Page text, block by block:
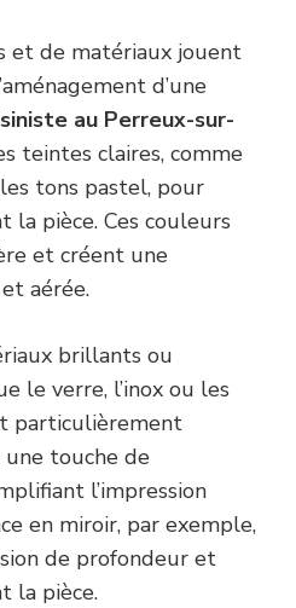
et de matériaux jouent
d’une
au Perreux-sur-
teintes claires, comme
tons pastel, pour
la pièce. Ces couleurs
et créent une
aérée.
brillants ou
le verre, l’inox ou les
particulièrement
une touche de
l’impression
en miroir, par exemple,
de profondeur et
la pièce.